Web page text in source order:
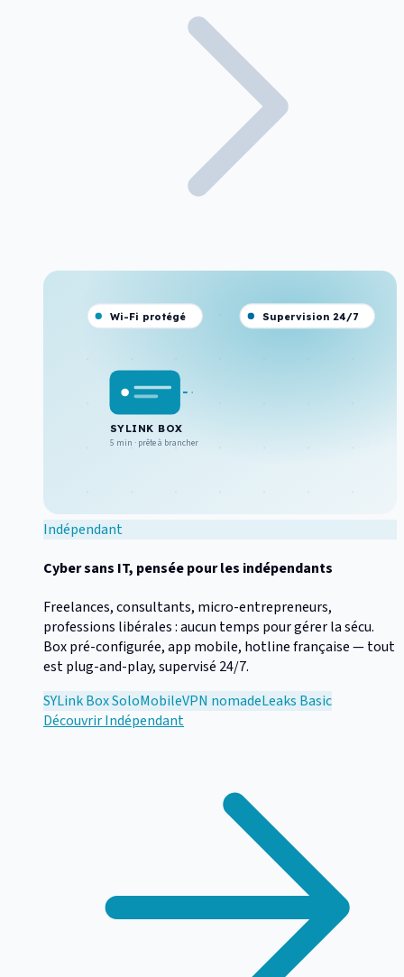
SYLINK BOX
5 min · prête à brancher
Wi-Fi protégé Supervision 24/7
Indépendant
Cyber sans IT, pensée pour les indépendants
Freelances, consultants, micro-entrepreneurs,
professions libérales : aucun temps pour gérer la sécu.
Box pré-configurée, app mobile, hotline française — tout
est plug-and-play, supervisé 24/7.
SYLink Box SoloMobileVPN nomadeLeaks Basic
DécouvrirIndépendant